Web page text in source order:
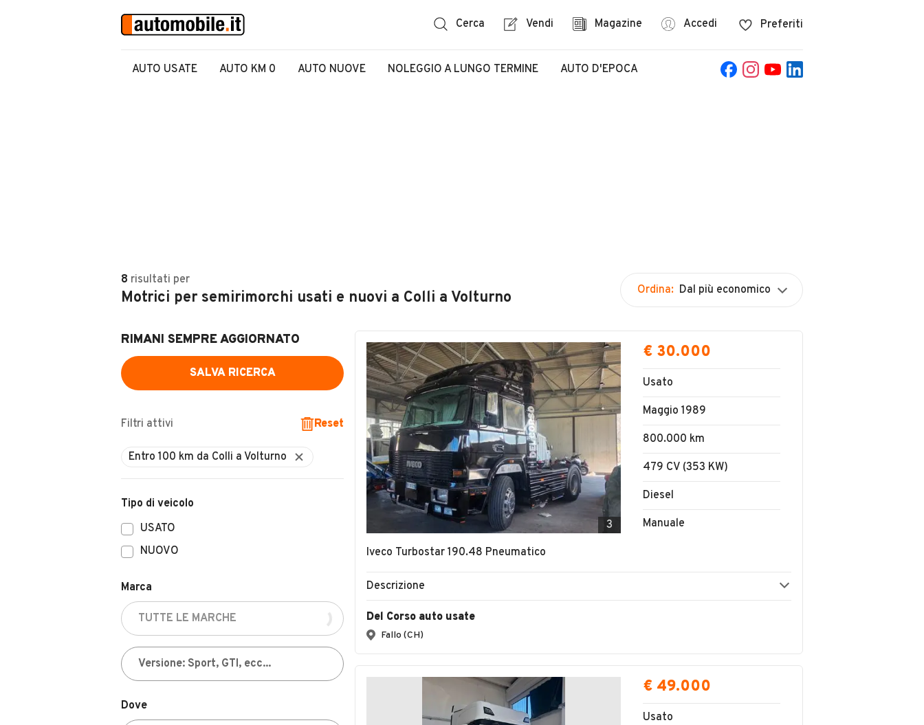
Cerca Vendi Magazine Accedi Preferiti
AUTO USATE AUTO KM 0 AUTO NUOVE NOLEGGIO A LUNGO TERMINE AUTO D'EPOCA
8 risultati per
Motrici per semirimorchi usati e nuovi a Colli a Volturno Ordina: Dal più economico
RIMANI SEMPRE AGGIORNATO
SALVA RICERCA
Filtri attivi Reset
Tipo di veicolo
USATO
NUOVO
Marca
Dove
3
Iveco Turbostar 190.48 Pneumatico
€ 30.000
Usato
Maggio 1989
800.000 km
479 CV (353 KW)
Diesel
Manuale
Descrizione
Del Corso auto usate
Fallo (CH)
€ 49.000
Usato